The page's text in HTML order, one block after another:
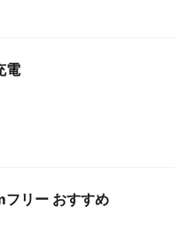
電
リー おすすめ